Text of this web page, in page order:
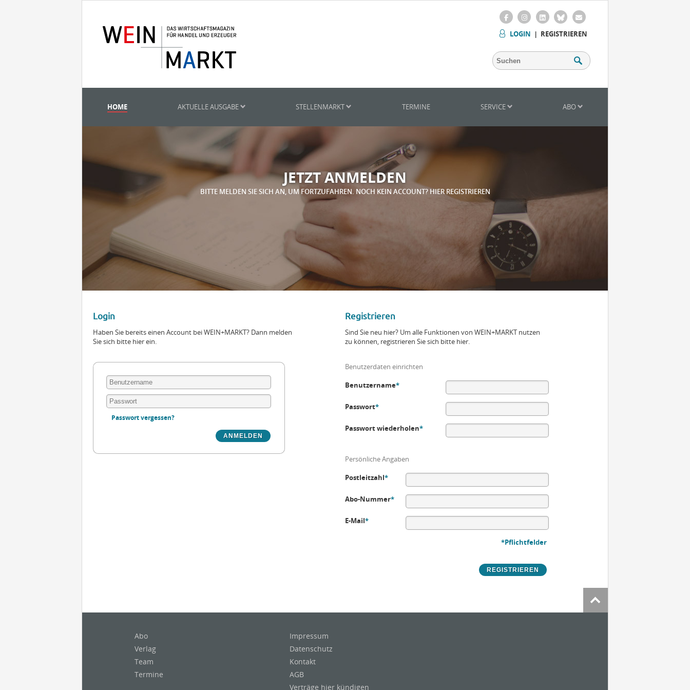
LOGIN | REGISTRIEREN
HOME AKTUELLE AUSGABE STELLENMARKT TERMINE SERVICE ABO
JETZT ANMELDEN
BITTE MELDEN SIE SICH AN, UM FORTZUFAHREN. NOCH KEIN ACCOUNT? HIER REGISTRIEREN
Login
Haben Sie bereits einen Account bei WEIN+MARKT? Dann melden
Sie sich bitte hier ein.
Passwort vergessen?
Registrieren
Sind Sie neu hier? Um alle Funktionen von WEIN+MARKT nutzen
zu können, registrieren Sie sich bitte hier.
Benutzerdaten einrichten
Benutzername*
Passwort*
Passwort wiederholen*
Persönliche Angaben
Postleitzahl*
Abo-Nummer*
E-Mail*
*Pflichtfelder
Abo
Verlag
Team
Termine
Impressum
Datenschutz
Kontakt
AGB
Verträge hier kündigen